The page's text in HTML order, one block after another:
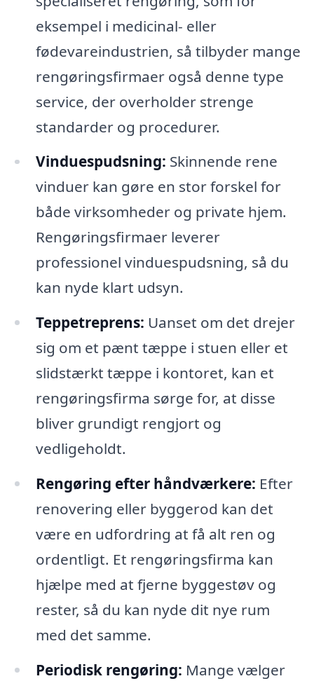
eksempel i medicinal- eller
fødevareindustrien, så tilbyder mange
rengøringsfirmaer også denne type
service, der overholder strenge
standarder og procedurer.
Vinduespudsning: Skinnende rene
vinduer kan gøre en stor forskel for
både virksomheder og private hjem.
Rengøringsfirmaer leverer
professionel vinduespudsning, så du
kan nyde klart udsyn.
Teppetreprens: Uanset om det drejer
sig om et pænt tæppe i stuen eller et
slidstærkt tæppe i kontoret, kan et
rengøringsfirma sørge for, at disse
bliver grundigt rengjort og
vedligeholdt.
Rengøring efter håndværkere: Efter
renovering eller byggerod kan det
være en udfordring at få alt ren og
ordentligt. Et rengøringsfirma kan
hjælpe med at fjerne byggestøv og
rester, så du kan nyde dit nye rum
med det samme.
Periodisk rengøring: Mange vælger